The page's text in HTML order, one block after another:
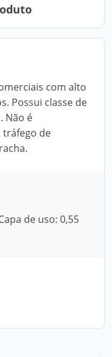
com alto
Possui classe de
Não é
tráfego de
de uso: 0,55